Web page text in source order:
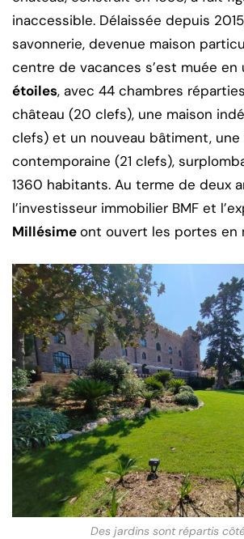
inaccessible. Délaissée depuis
savonnerie, devenue maison
centre de vacances s’est muée en
étoiles, avec 44 chambres
château (20 clefs), une maison
clefs) et un nouveau bâtiment, une
contemporaine (21 clefs),
1360 habitants. Au terme de deux
l’investisseur immobilier BMF et
Millésimeont ouvert les portes en
Des jardins sont répartis